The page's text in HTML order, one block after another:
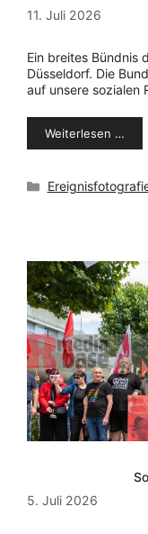
11. Juli 2026
Ein breites Bündnis
Düsseldorf. Die
auf unsere sozialen
Weiterlesen …
Kategorien
5. Juli 2026